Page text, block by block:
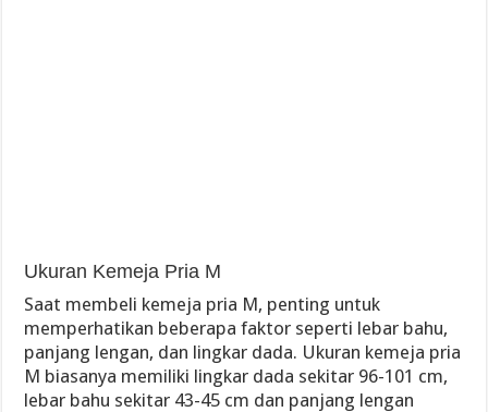
Ukuran Kemeja Pria M
Saat membeli kemeja pria M, penting untuk
memperhatikan beberapa faktor seperti lebar bahu,
panjang lengan, dan lingkar dada. Ukuran kemeja pria
M biasanya memiliki lingkar dada sekitar 96-101 cm,
lebar bahu sekitar 43-45 cm dan panjang lengan